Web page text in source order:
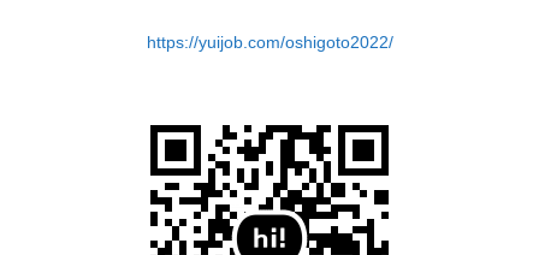
https://yuijob.com/oshigoto2022/